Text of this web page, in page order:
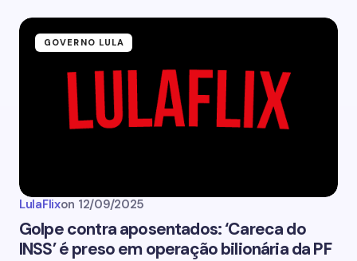
GOVERNO LULA
LulaFlixon 12/09/2025
Golpe contra aposentados: ‘Careca do
INSS’ é preso em operação bilionária da PF